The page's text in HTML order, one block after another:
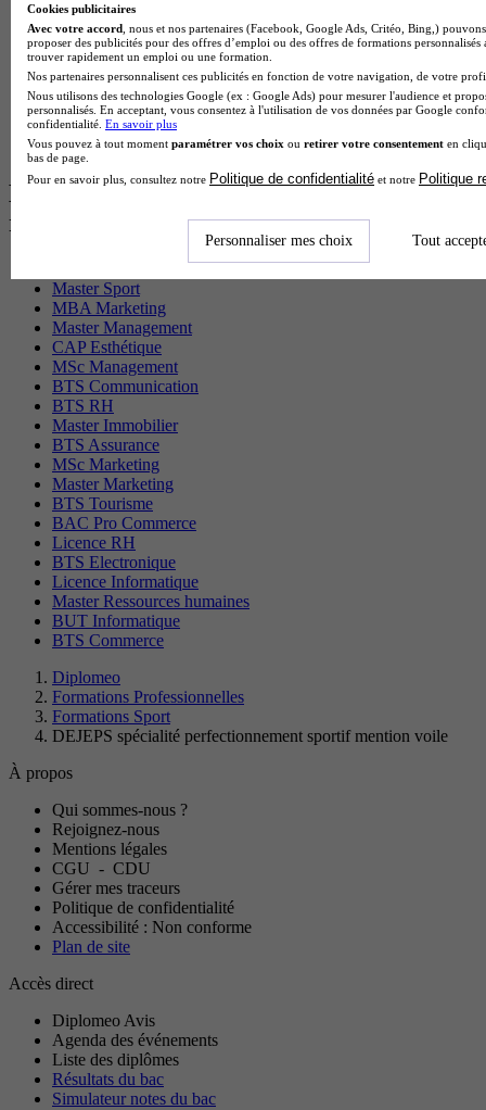
Cap Electricien en alternance
BTS Gpn en alternance
BTS Domotique en alternance
BAC Pro Agora en alternance
BTS Sta en alternance
BTS Iris en alternance
BTS Tpl en alternance
BTS Ati en alternance
Les diplômes par filière les plus
recherchés
Master Sport
MBA Marketing
Master Management
CAP Esthétique
MSc Management
BTS Communication
BTS RH
Master Immobilier
BTS Assurance
MSc Marketing
Master Marketing
BTS Tourisme
BAC Pro Commerce
Licence RH
BTS Electronique
Licence Informatique
Master Ressources humaines
BUT Informatique
BTS Commerce
Diplomeo
Formations Professionnelles
Formations Sport
DEJEPS spécialité perfectionnement sportif mention voile
À propos
Qui sommes-nous ?
Rejoignez-nous
Mentions légales
CGU - CDU
Gérer mes traceurs
Politique de confidentialité
Accessibilité : Non conforme
Plan de site
Accès direct
Diplomeo Avis
Agenda des événements
Liste des diplômes
Résultats du bac
Simulateur notes du bac
Cookies publicitaires
Avec votre accord , nous et nos partenaires (Facebook, Google Ads, Critéo, Bing,)
proposer des publicités pour des offres d’emploi ou des offres de formations
trouver rapidement un emploi ou une formation.
Nos partenaires personnalisent ces publicités en fonction de votre navigation, de votre
Nous utilisons des technologies Google (ex : Google Ads) pour mesurer l'audience et
personnalisés. En acceptant, vous consentez à l'utilisation de vos données par Google
confidentialité. En savoir plus
Vous pouvez à tout moment paramétrer vos choix ou retirer votre consentement en
bas de page.
Pour en savoir plus, consultez notre Politique de confidentialité et notre Politique
Personnaliser mes choix Tout